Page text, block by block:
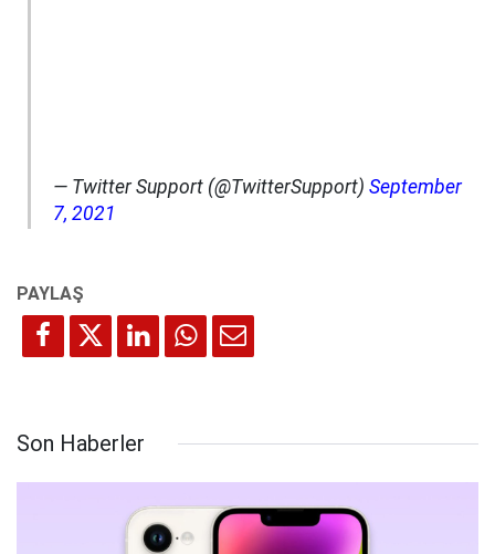
— Twitter Support (@TwitterSupport) September
7, 2021
Son Haberler